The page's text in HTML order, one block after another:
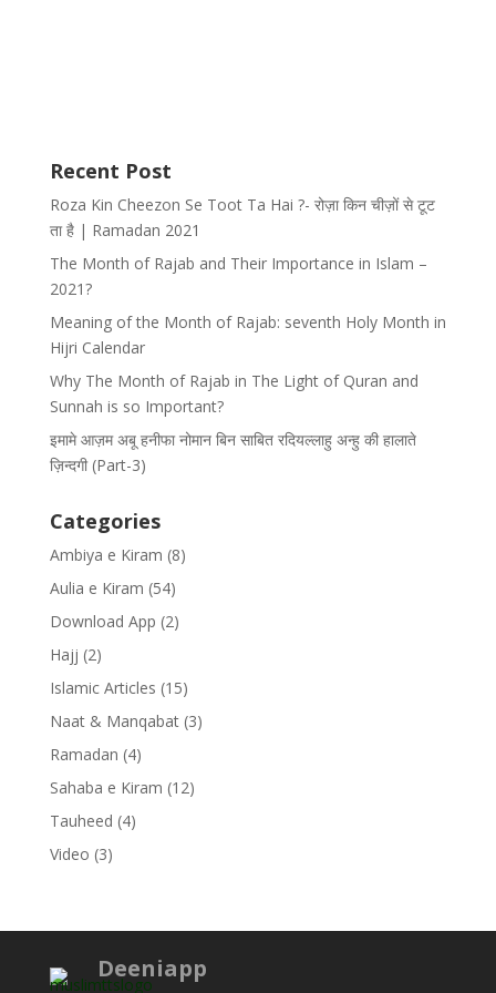
Recent Post
Roza Kin Cheezon Se Toot Ta Hai ?- रोज़ा किन चीज़ों से टूट
ता है | Ramadan 2021
The Month of Rajab and Their Importance in Islam –
2021?
Meaning of the Month of Rajab: seventh Holy Month in
Hijri Calendar
Why The Month of Rajab in The Light of Quran and
Sunnah is so Important?
इमामे आज़म अबू हनीफा नोमान बिन साबित रदियल्लाहु अन्हु की हालाते
ज़िन्दगी (Part-3)
Categories
Ambiya e Kiram (8)
Aulia e Kiram (54)
Download App (2)
Hajj (2)
Islamic Articles (15)
Naat & Manqabat(3)
Ramadan (4)
Sahaba e Kiram (12)
Tauheed (4)
Video (3)
Deeniapp